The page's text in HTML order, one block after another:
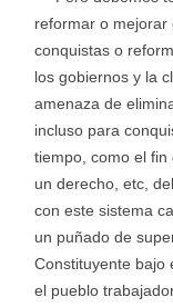
reformar o mejorar
conquistas o
los gobiernos y la
amenaza de
incluso para
tiempo, como el fin
un derecho, etc,
con este sistema
un puñado de
Constituyente bajo
el pueblo